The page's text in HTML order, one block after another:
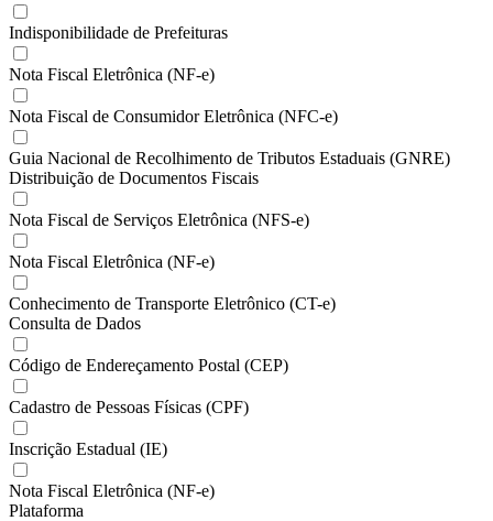
Indisponibilidade de Prefeituras
Nota Fiscal Eletrônica (NF-e)
Nota Fiscal de Consumidor Eletrônica (NFC-e)
Guia Nacional de Recolhimento de Tributos Estaduais (GNRE)
Distribuição de Documentos Fiscais
Nota Fiscal de Serviços Eletrônica (NFS-e)
Nota Fiscal Eletrônica (NF-e)
Conhecimento de Transporte Eletrônico (CT-e)
Consulta de Dados
Código de Endereçamento Postal (CEP)
Cadastro de Pessoas Físicas (CPF)
Inscrição Estadual (IE)
Nota Fiscal Eletrônica (NF-e)
Plataforma